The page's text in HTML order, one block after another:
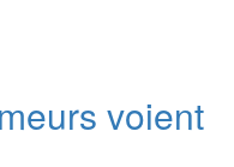
voient